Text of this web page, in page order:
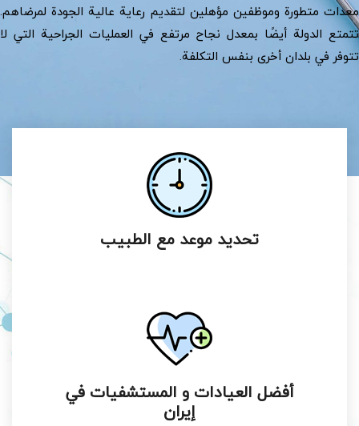
معدات متطورة وموظفين مؤهلين لتقديم رعاية عالية الجودة لمرضاهم.
تتمتع الدولة أيضًا بمعدل نجاح مرتفع في العمليات الجراحية التي لا
تتوفر في بلدان أخرى بنفس التكلفة.
تحديد موعد مع الطبيب
أفضل العيادات و المستشفيات في
إيران